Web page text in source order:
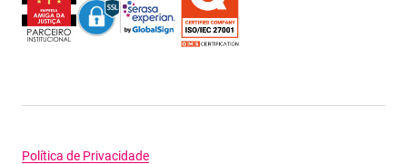
Política de Privacidade